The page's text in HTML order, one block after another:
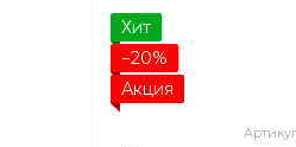
Хит
−20%
Акция